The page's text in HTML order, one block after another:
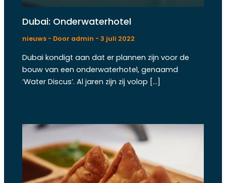
Dubai: Onderwaterhotel
nieuws - Door admin -3 juli 2022
Dubai kondigt aan dat er plannen zijn voor de
bouw van een onderwaterhotel, genaamd
‘Water Discus’. Al jaren zijn zij volop […]